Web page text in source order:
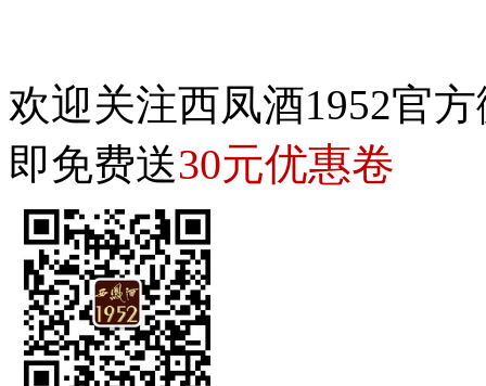
欢迎关注西凤酒1952官
即免费送30元优惠卷